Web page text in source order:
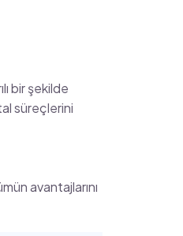
bir şekilde
süreçlerini
avantajlarını